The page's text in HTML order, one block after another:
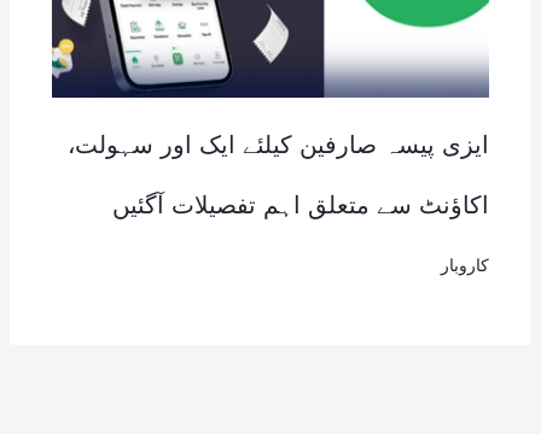
ایزی پیسہ صارفین کیلئے ایک اور سہولت،
اکاؤنٹ سے متعلق اہم تفصیلات آگئیں
کاروبار